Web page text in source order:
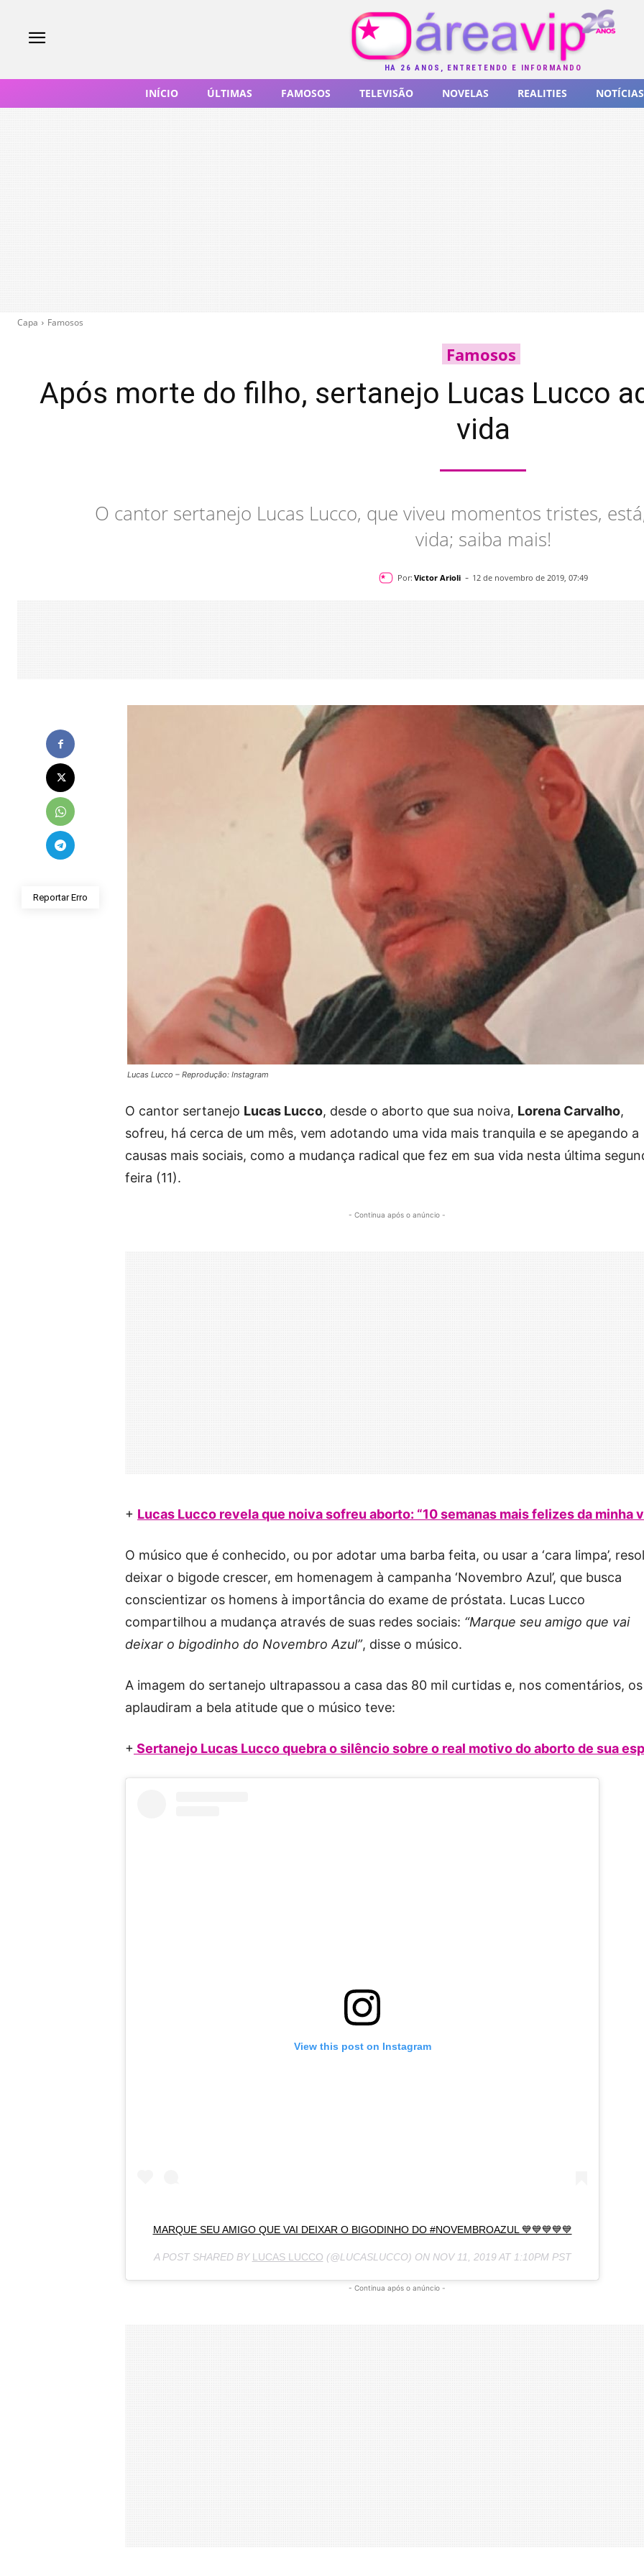
HÁ 26 ANOS, ENTRETENDO E INFORMANDO
INÍCIO ÚLTIMAS FAMOSOS TELEVISÃO NOVELAS REALITIES NOTÍCIAS
Capa Famosos
Famosos
Após morte do filho, sertanejo Lucas Lucco
vida
O cantor sertanejo Lucas Lucco, que viveu momentos tristes,
vida; saiba mais!
Por: Victor Arioli - 12 de novembro de 2019, 07:49
Reportar Erro
Lucas Lucco – Reprodução: Instagram
O cantor sertanejo Lucas Lucco, desde o aborto que sua noiva, Lorena Carvalho,
sofreu, há cerca de um mês, vem adotando uma vida mais tranquila e se apegando a
causas mais sociais, como a mudança radical que fez em sua vida nesta última
feira (11).
- Continua após o anúncio -
+ Lucas Lucco revela que noiva sofreu aborto: “10 semanas mais felizes da minha
O músico que é conhecido, ou por adotar uma barba feita, ou usar a ‘cara limpa’,
deixar o bigode crescer, em homenagem à campanha ‘Novembro Azul’, que busca
conscientizar os homens à importância do exame de próstata. Lucas Lucco
compartilhou a mudança através de suas redes sociais: “Marque seu amigo que vai
deixar o bigodinho do Novembro Azul”, disse o músico.
A imagem do sertanejo ultrapassou a casa das 80 mil curtidas e, nos comentários,
aplaudiram a bela atitude que o músico teve:
+ Sertanejo Lucas Lucco quebra o silêncio sobre o real motivo do aborto de sua
View this post on Instagram
MARQUE SEU AMIGO QUE VAI DEIXAR O BIGODINHO DO #NOVEMBROAZUL 💙💙💙💙💙
A POST SHARED BY LUCAS LUCCO (@LUCASLUCCO) ON NOV 11, 2019 AT 1:10PM PST
- Continua após o anúncio -